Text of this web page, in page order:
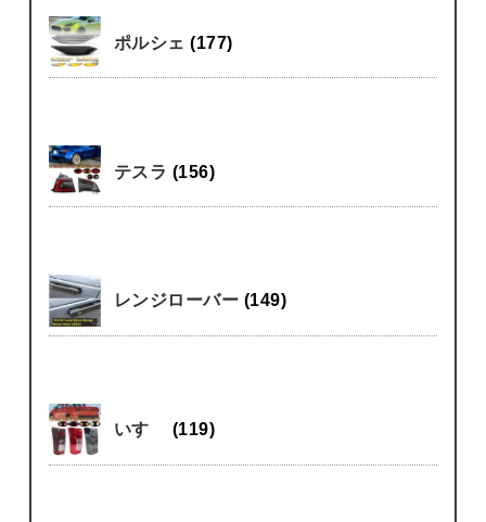
ポルシェ(177)
テスラ (156)
レンジローバー (149)
いすゞ (119)